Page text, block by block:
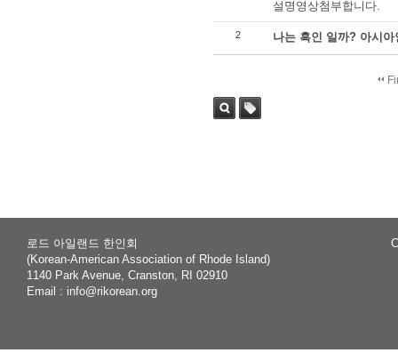
설명영상첨부합니다.
2 나는 흑인 일까? 아시아
로드 아일랜드 한인회
(Korean-American Association of Rhode Island)
1140 Park Avenue, Cranston, RI 02910
Email : info@rikorean.org